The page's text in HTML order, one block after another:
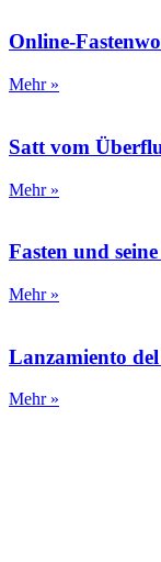
Online-
Mehr »
Satt vom
Mehr »
Fasten und
Mehr »
Lanzamiento
Mehr »